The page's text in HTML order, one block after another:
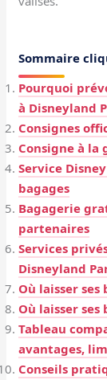
Sommaire
Pourquoi
à Disneyland
Consignes
Consigne à la
Service
bagages
Bagagerie
partenaires
Services
Disneyland
Où laisser ses
Où laisser ses
Tableau
avantages,
Conseils